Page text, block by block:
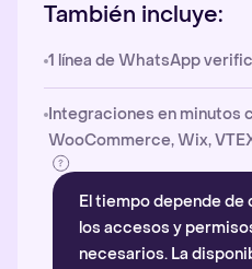
También incluye:
1 línea de WhatsApp
Integraciones en minutos
WooCommerce, Wix,
El tiempo depende de
los accesos y
necesarios. La